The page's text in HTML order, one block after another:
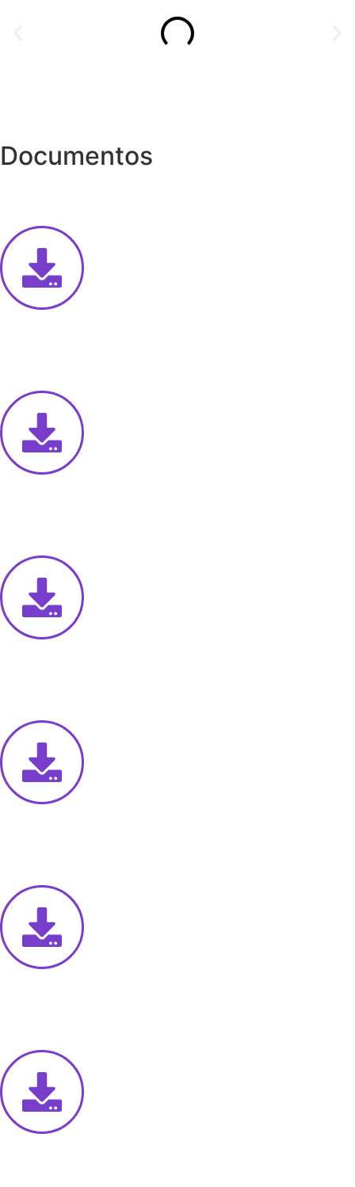
Documentos